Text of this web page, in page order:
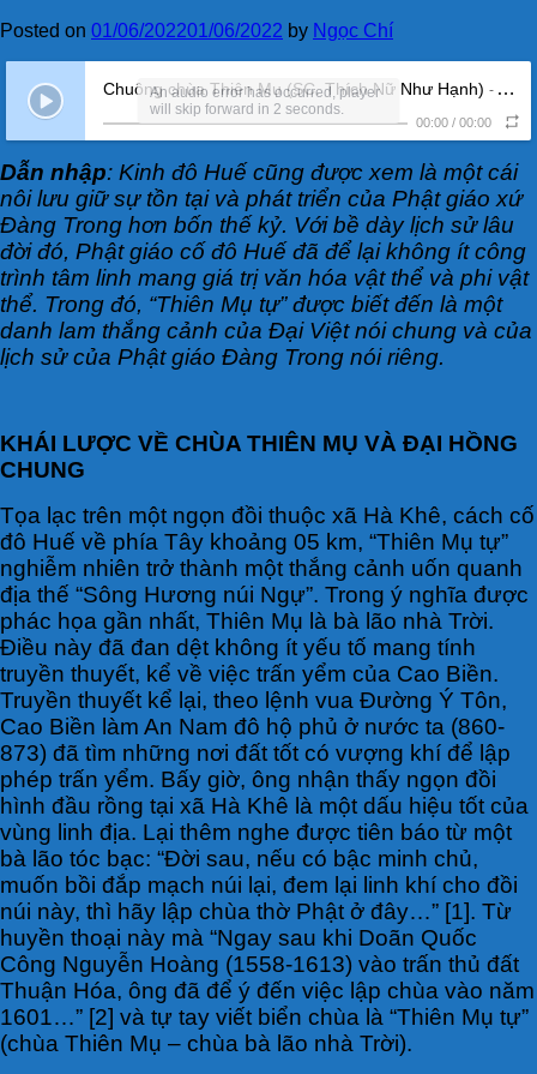
Posted on 01/06/202201/06/2022 by Ngọc Chí
Chuông chùa Thiên Mụ (SC. Thích Nữ Như Hạnh) - Audio
00:00 / 00:00
An audio error has occurred, player
will skip forward in 2 seconds.
Dẫn nhập: Kinh đô Huế cũng được xem là một cái
nôi lưu giữ sự tồn tại và phát triển của Phật giáo xứ
Đàng Trong hơn bốn thế kỷ. Với bề dày lịch sử lâu
đời đó, Phật giáo cố đô Huế đã để lại không ít công
trình tâm linh mang giá trị văn hóa vật thể và phi vật
thể. Trong đó, “Thiên Mụ tự” được biết đến là một
danh lam thắng cảnh của Đại Việt nói chung và của
lịch sử của Phật giáo Đàng Trong nói riêng.
KHÁI LƯỢC VỀ CHÙA THIÊN MỤ VÀ ĐẠI HỒNG
CHUNG
Tọa lạc trên một ngọn đồi thuộc xã Hà Khê, cách cố
đô Huế về phía Tây khoảng 05 km, “Thiên Mụ tự”
nghiễm nhiên trở thành một thắng cảnh uốn quanh
địa thế “Sông Hương núi Ngự”. Trong ý nghĩa được
phác họa gần nhất, Thiên Mụ là bà lão nhà Trời.
Điều này đã đan dệt không ít yếu tố mang tính
truyền thuyết, kể về việc trấn yểm của Cao Biền.
Truyền thuyết kể lại, theo lệnh vua Đường Ý Tôn,
Cao Biền làm An Nam đô hộ phủ ở nước ta (860-
873) đã tìm những nơi đất tốt có vượng khí để lập
phép trấn yểm. Bấy giờ, ông nhận thấy ngọn đồi
hình đầu rồng tại xã Hà Khê là một dấu hiệu tốt của
vùng linh địa. Lại thêm nghe được tiên báo từ một
bà lão tóc bạc: “Đời sau, nếu có bậc minh chủ,
muốn bồi đắp mạch núi lại, đem lại linh khí cho đồi
núi này, thì hãy lập chùa thờ Phật ở đây…” [1]. Từ
huyền thoại này mà “Ngay sau khi Doãn Quốc
Công Nguyễn Hoàng (1558-1613) vào trấn thủ đất
Thuận Hóa, ông đã để ý đến việc lập chùa vào năm
1601…” [2] và tự tay viết biển chùa là “Thiên Mụ tự”
(chùa Thiên Mụ – chùa bà lão nhà Trời).